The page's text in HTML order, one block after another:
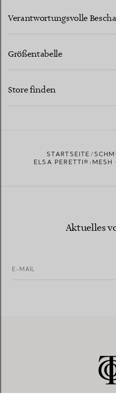
Verantwortungsvolle
Größentabelle
Store finden
STARTSEITE
ELSA PERETTI®:MESH
Aktuelles
E-MAIL